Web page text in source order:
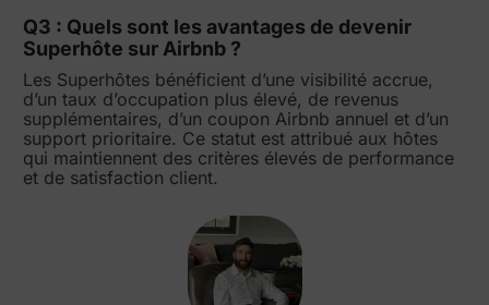
Q3 : Quels sont les avantages de devenir
Superhôte sur Airbnb ?
Les Superhôtes bénéficient d’une visibilité accrue,
d’un taux d’occupation plus élevé, de revenus
supplémentaires, d’un coupon Airbnb annuel et d’un
support prioritaire. Ce statut est attribué aux hôtes
qui maintiennent des critères élevés de performance
et de satisfaction client.